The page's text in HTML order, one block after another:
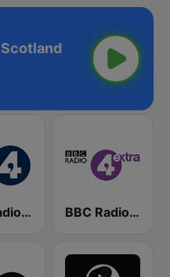
Scotland
BBC Radio 4 BBC Radio 4 Extra